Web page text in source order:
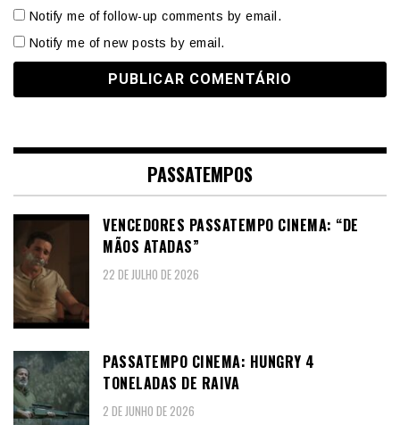
Notify me of follow-up comments by email.
Notify me of new posts by email.
PASSATEMPOS
VENCEDORES PASSATEMPO CINEMA: “DE
MÃOS ATADAS”
22 DE JULHO DE 2026
PASSATEMPO CINEMA: HUNGRY 4
TONELADAS DE RAIVA
2 DE JUNHO DE 2026